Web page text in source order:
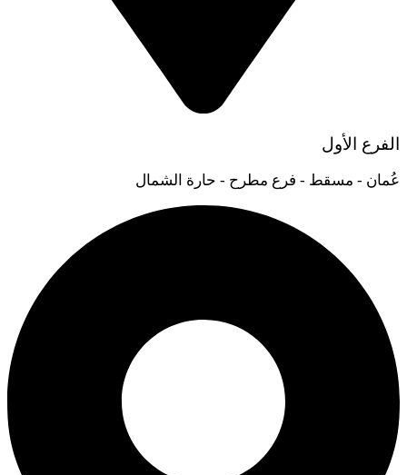
الفرع الأول
عُمان - مسقط - فرع مطرح - حارة الشمال